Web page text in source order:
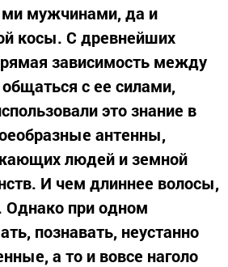
мужчинами, да и
косы. С древнейших
зависимость между
с ее силами,
это знание в
антенны,
людей и земной
И чем длиннее волосы,
Однако при одном
познавать, неустанно
а то и вовсе наголо